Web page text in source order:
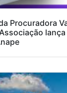
Procuradora